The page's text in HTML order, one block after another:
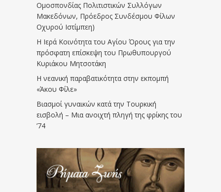
Ομοσπονδίας Πολιτιστικών Συλλόγων
Μακεδόνων, Πρόεδρος Συνδέσμου Φίλων
Οχυρού Ιστίμπεη)
Η Ιερά Κοινότητα του Αγίου Όρους για την
πρόσφατη επίσκεψη του Πρωθυπουργού
Κυριάκου Μητσοτάκη
Η νεανική παραβατικότητα στην εκπομπή
«Άκου Φίλε»
Βιασμοί γυναικών κατά την Τουρκική
εισβολή – Μια ανοιχτή πληγή της φρίκης του
’74